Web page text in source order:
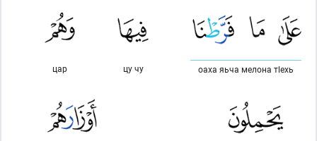
оаха яьча мелона тlехь
цу чу
цар